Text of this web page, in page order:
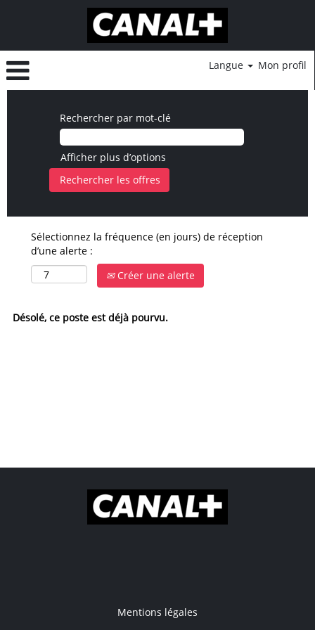
Langue Mon profil
Rechercher par mot-clé
Afficher plus d’options
Sélectionnez la fréquence (en jours) de réception
d’une alerte :
Créer une alerte
Désolé, ce poste est déjà pourvu.
Mentions légales